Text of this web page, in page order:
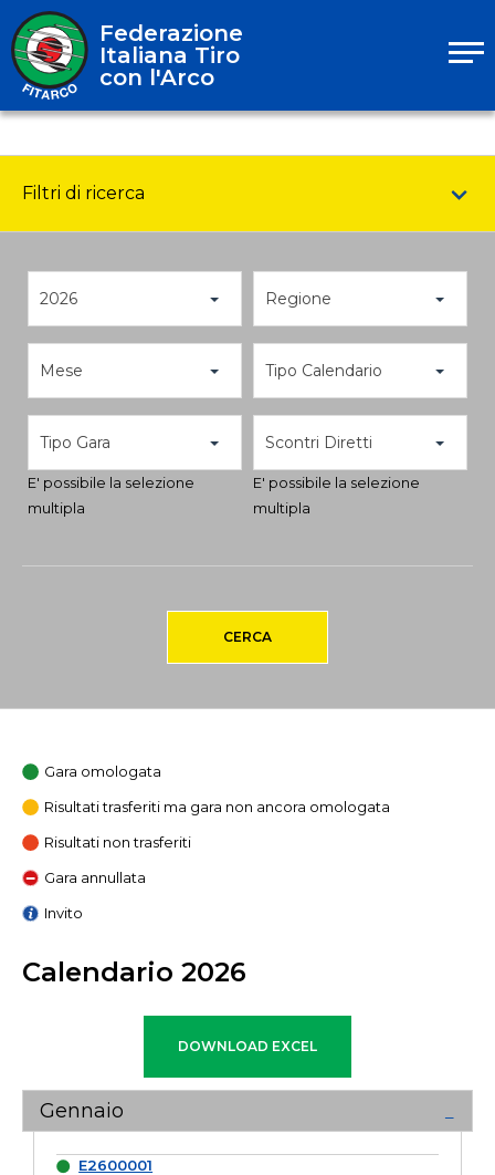
Federazione
Italiana Tiro
con l'Arco
Filtri di ricerca
2026 Regione
Mese Tipo Calendario
Tipo Gara
E' possibile la selezione
multipla
Scontri Diretti
E' possibile la selezione
multipla
CERCA
Gara omologata
Risultati trasferiti ma gara non ancora omologata
Risultati non trasferiti
Gara annullata
Invito
Calendario 2026
Gennaio
E2600001